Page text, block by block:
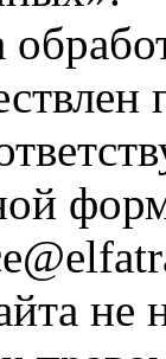
не